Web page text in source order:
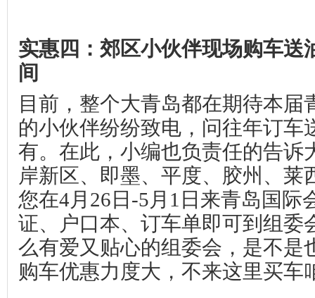
实惠四：郊区小伙伴现场购车送
间
目前，整个大青岛都在期待本届
的小伙伴纷纷致电，问往年订车
有。在此，小编也负责任的告诉
岸新区、即墨、平度、胶州、莱
您在4月 26 日 -5月 1 日来青岛国际
证、户口本、订车单即可到组委
么有爱又贴心的组委会，是不是
购车优惠力度大，不来这里买车